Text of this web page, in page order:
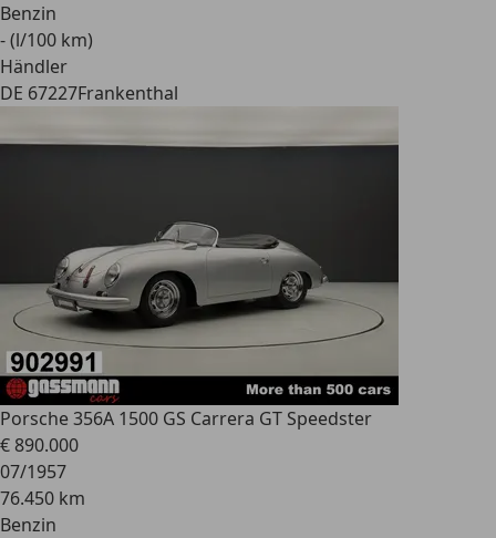
Benzin
- (l/100 km)
Händler
DE 67227Frankenthal
Porsche 356A 1500 GS Carrera GT Speedster
€ 890.000
07/1957
76.450 km
Benzin